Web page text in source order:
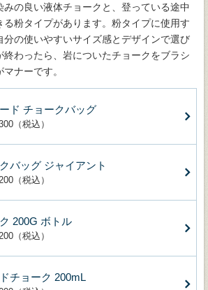
の良い液体チョークと、登っている途中
る粉タイプがあります。粉タイプに使用す
分の使いやすいサイズ感とデザインで選び
終わったら、岩についたチョークをブラシ
ナーです。
ド チョークバッグ
（税込）
バッグ ジャイアント
（税込）
200G ボトル
（税込）
チョーク 200mL